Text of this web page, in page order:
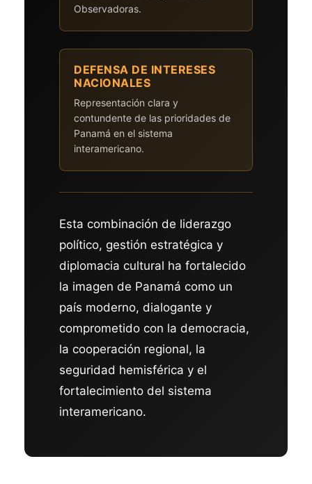
Observadoras.
DEFENSA DE INTERESES
NACIONALES
Representación clara y
contundente de las prioridades de
Panamá en el sistema
interamericano.
Esta combinación de liderazgo
político, gestión estratégica y
diplomacia cultural ha fortalecido
la imagen de Panamá como un
país moderno, dialogante y
comprometido con la democracia,
la cooperación regional, la
seguridad hemisférica y el
fortalecimiento del sistema
interamericano.